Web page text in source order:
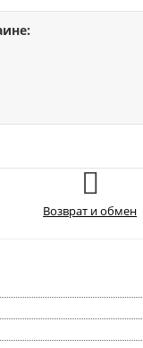
Возврат и обмен